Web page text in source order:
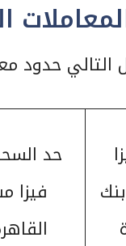
التالي حدود
حد
فيزا